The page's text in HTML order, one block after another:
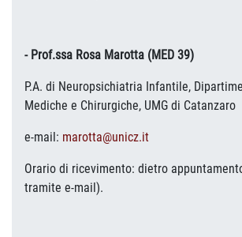
- Prof.ssa Rosa Marotta (MED 39)
P.A. di Neuropsichiatria Infantile,
Mediche e Chirurgiche, UMG di Catanzaro
e-mail: marotta@unicz.it
Orario di ricevimento: dietro
tramite e-mail).